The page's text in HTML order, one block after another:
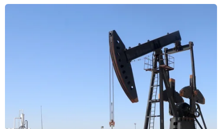
màWashington đang triển khai tại chiến trường
Trong đó đánhgiá hiệu quả của việc tăng quân,
sự tiến bộ của Lực lượng An ninh quốc
giaAfghanistan và tuyên bố sắp tới của Tổng
thống nước này HamidKarzai, dự kiến đưa ra
ngày 21/3 tới, về việc bắt đầu chuyển giao vai
trò đảmbảo an ninh cho chính quyền